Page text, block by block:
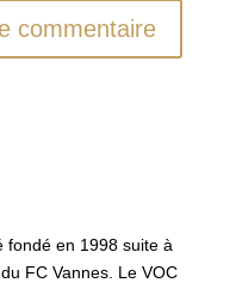
fondé en 1998 suite à
FC Vannes. Le VOC